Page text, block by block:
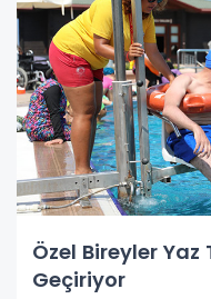
Özel Bireyler
Geçiriyor